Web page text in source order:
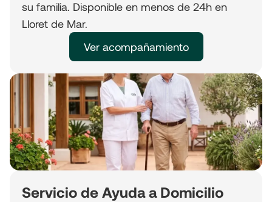
su familia. Disponible en menos de 24h en
Lloret de Mar.
Ver acompañamiento
Servicio de Ayuda a Domicilio